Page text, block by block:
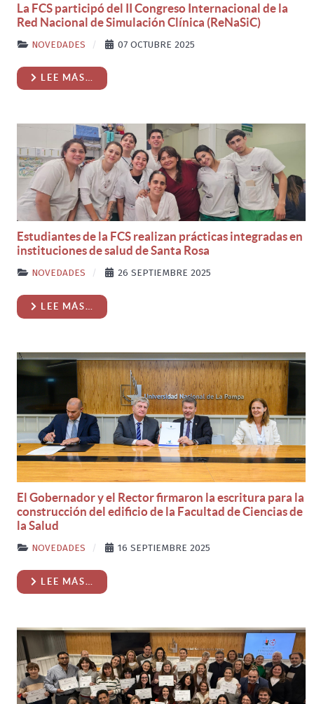
La FCS participó del II Congreso Internacional de la
Red Nacional de Simulación Clínica (ReNaSiC)
NOVEDADES 07 OCTUBRE 2025
LEE MÁS…
Estudiantes de la FCS realizan prácticas integradas en
instituciones de salud de Santa Rosa
NOVEDADES 26 SEPTIEMBRE 2025
LEE MÁS…
El Gobernador y el Rector firmaron la escritura para la
construcción del edificio de la Facultad de Ciencias de
la Salud
NOVEDADES 16 SEPTIEMBRE 2025
LEE MÁS…